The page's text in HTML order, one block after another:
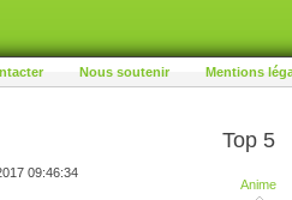
Nous soutenir Mentions
09:46:34
Top 5
Anime